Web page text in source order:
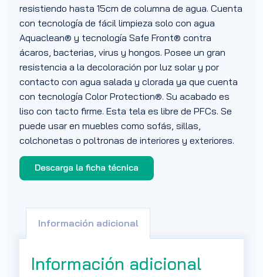
resistiendo hasta 15cm de columna de agua. Cuenta
con tecnología de fácil limpieza solo con agua
Aquaclean® y tecnología Safe Front® contra
ácaros, bacterias, virus y hongos. Posee un gran
resistencia a la decoloración por luz solar y por
contacto con agua salada y clorada ya que cuenta
con tecnología Color Protection®. Su acabado es
liso con tacto firme. Esta tela es libre de PFCs. Se
puede usar en muebles como sofás, sillas,
colchonetas o poltronas de interiores y exteriores.
Información adicional
Información adicional